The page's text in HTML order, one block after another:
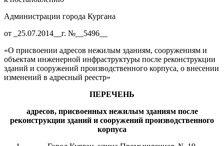
Администрации города Кургана
от _25.07.2014__г. №__5496__
«О присвоении адресов нежилым зданиям, сооружениям и
объектам инженерной инфраструктуры после реконструкции
зданий и сооружений производственного корпуса, о внесении
изменений в адресный реестр»
ПЕРЕЧЕНЬ
адресов,присвоенных нежилым зданиямпосле
реконструкции зданий и сооружений производственного
корпуса